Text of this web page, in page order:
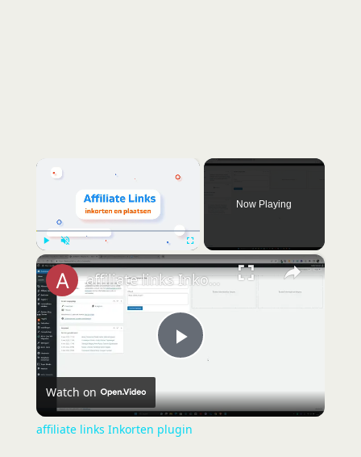
Play Unmute
Now Playing
×
P
l
affiliate links Inkorten plugin
Watch on
affiliate links Inkorten plugin